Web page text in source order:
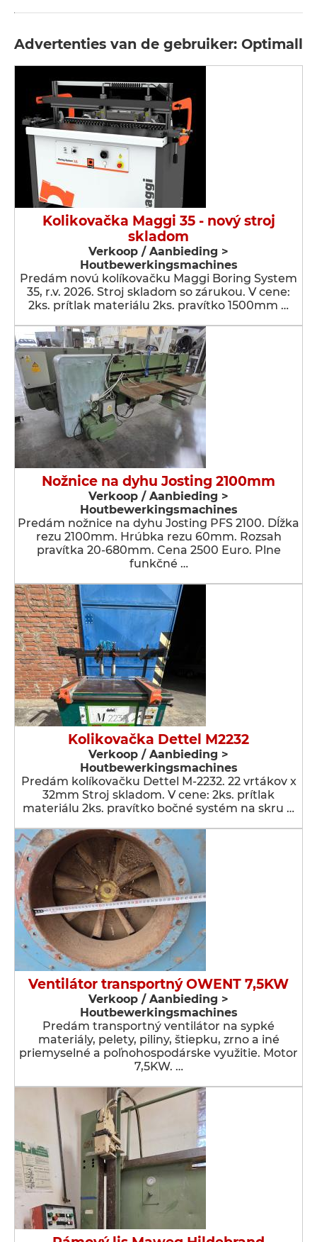
Advertenties van de gebruiker: Optimall
Kolikovačka Maggi 35 - nový stroj
skladom
Verkoop / Aanbieding >
Houtbewerkingsmachines
Predám novú kolíkovačku Maggi Boring System
35, r.v. 2026. Stroj skladom so zárukou. V cene:
2ks. prítlak materiálu 2ks. pravítko 1500mm …
Nožnice na dyhu Josting 2100mm
Verkoop / Aanbieding >
Houtbewerkingsmachines
Predám nožnice na dyhu Josting PFS 2100. Dĺžka
rezu 2100mm. Hrúbka rezu 60mm. Rozsah
pravítka 20-680mm. Cena 2500 Euro. Plne
funkčné …
Kolikovačka Dettel M2232
Verkoop / Aanbieding >
Houtbewerkingsmachines
Predám kolíkovačku Dettel M-2232. 22 vrtákov x
32mm Stroj skladom. V cene: 2ks. prítlak
materiálu 2ks. pravítko bočné systém na skru …
Ventilátor transportný OWENT 7,5KW
Verkoop / Aanbieding >
Houtbewerkingsmachines
Predám transportný ventilátor na sypké
materiály, pelety, piliny, štiepku, zrno a iné
priemyselné a poľnohospodárske využitie. Motor
7,5KW. …